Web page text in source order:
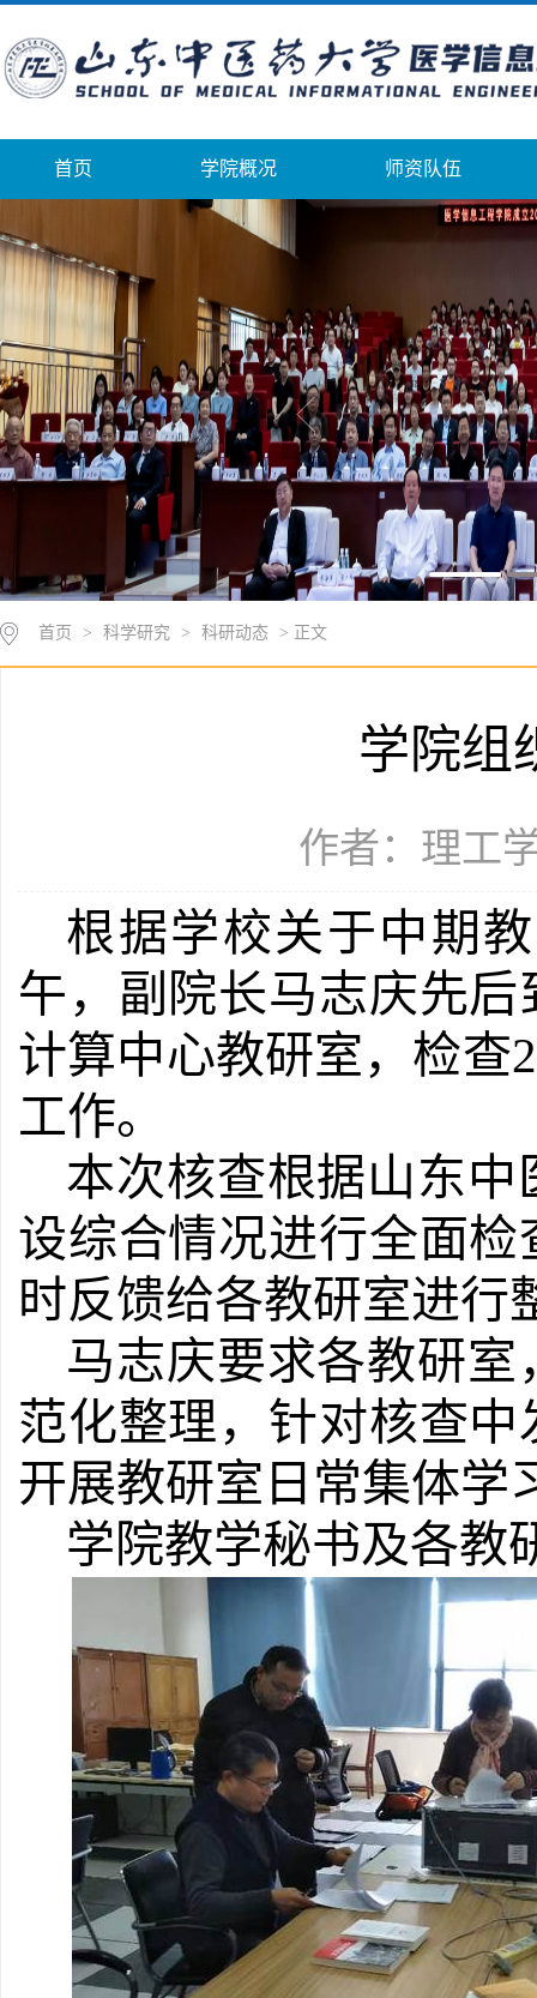
首页 学院概况 师资队伍
首页 > 科学研究 > 科研动态 > 正文
学院组
作者：理工
根据学校关于中期
午，副院长马志庆先
计算中心教研室，检查
工作。
本次核查根据山东
设综合情况进行全面
时反馈给各教研室进行
马志庆要求各教研
范化整理，针对核查
开展教研室日常集体学
学院教学秘书及各教